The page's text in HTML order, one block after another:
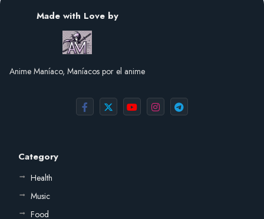
Made with Love by
Anime Maníaco, Maníacos por el anime
Category
Health
Music
Food